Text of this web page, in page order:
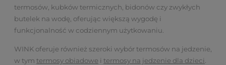
termosów, kubków termicznych, bidonów czy zwykłych
butelek na wodę, oferując większą wygodę i
funkcjonalność w codziennym użytkowaniu.
WINK oferuje również szeroki wybór termosów na jedzenie,
w tym termosy obiadowe i termosy na jedzenie dla dzieci